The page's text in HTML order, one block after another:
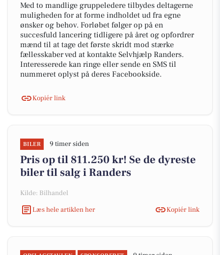
Med to mandlige gruppeledere tilbydes deltagerne
muligheden for at forme indholdet ud fra egne
ønsker og behov. Forløbet følger op på en
succesfuld lancering tidligere på året og opfordrer
mænd til at tage det første skridt mod stærke
fællesskaber ved at kontakte Selvhjælp Randers.
Interesserede kan ringe eller sende en SMS til
nummeret oplyst på deres Facebookside.
Kopiér link
BILER 9 timer siden
Pris op til 811.250 kr! Se de dyreste
biler til salg i Randers
Kilde: Bilhandel
Læs hele artiklen her
Kopiér link